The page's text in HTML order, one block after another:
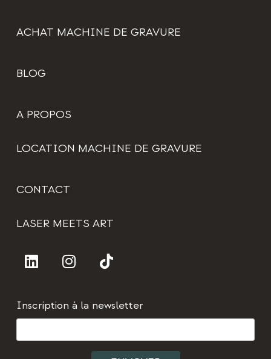
ACHAT MACHINE DE GRAVURE
BLOG
A PROPOS
LOCATION MACHINE DE GRAVURE
CONTACT
LASER MEETS ART
Inscription à la newsletter